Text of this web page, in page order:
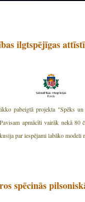
ilgtspējīgas
pabeigtā projekta "Spēks un
apmācīti vairāk nekā 80
par iespējami labāko modeli
spēcinās